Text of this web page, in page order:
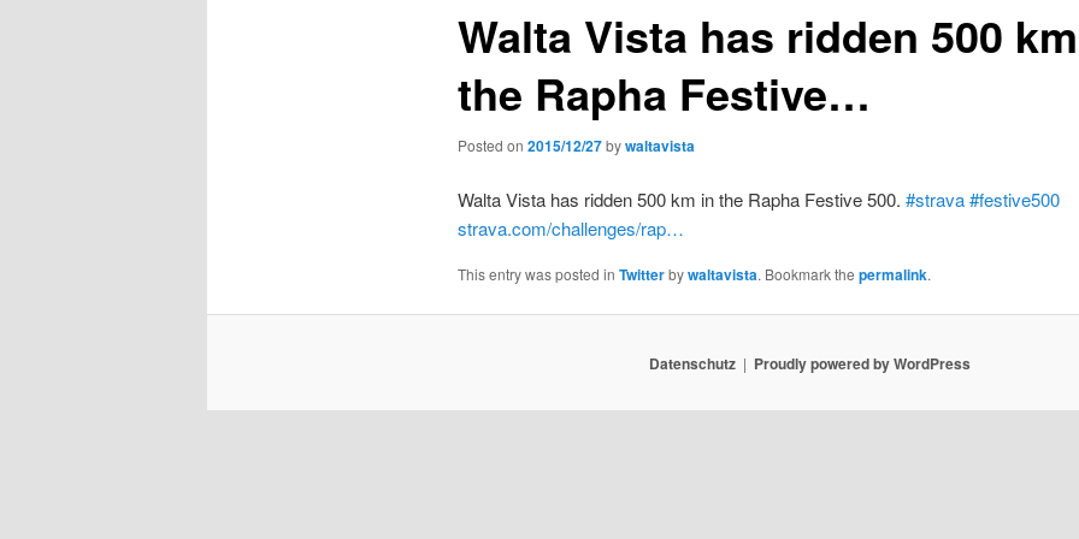
Walta Vista has ridden 500
the Rapha Festive…
Posted on 2015/12/27bywaltavista
Walta Vista has ridden 500 km in the Rapha Festive 500. #strava#festive500
strava.com/challenges/rap…
This entry was posted in Twitterbywaltavista. Bookmark the permalink.
Datenschutz Proudly powered by WordPress